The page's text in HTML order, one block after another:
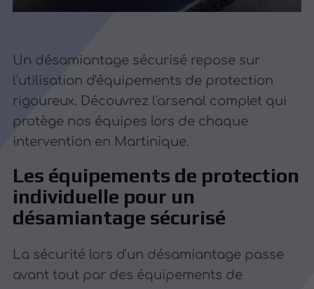
Un désamiantage sécurisé repose sur
l'utilisation d'équipements de protection
rigoureux. Découvrez l'arsenal complet qui
protège nos équipes lors de chaque
intervention en Martinique.
Les équipements de protection
individuelle pour un
désamiantage sécurisé
La sécurité lors d'un désamiantage passe
avant tout par des équipements de